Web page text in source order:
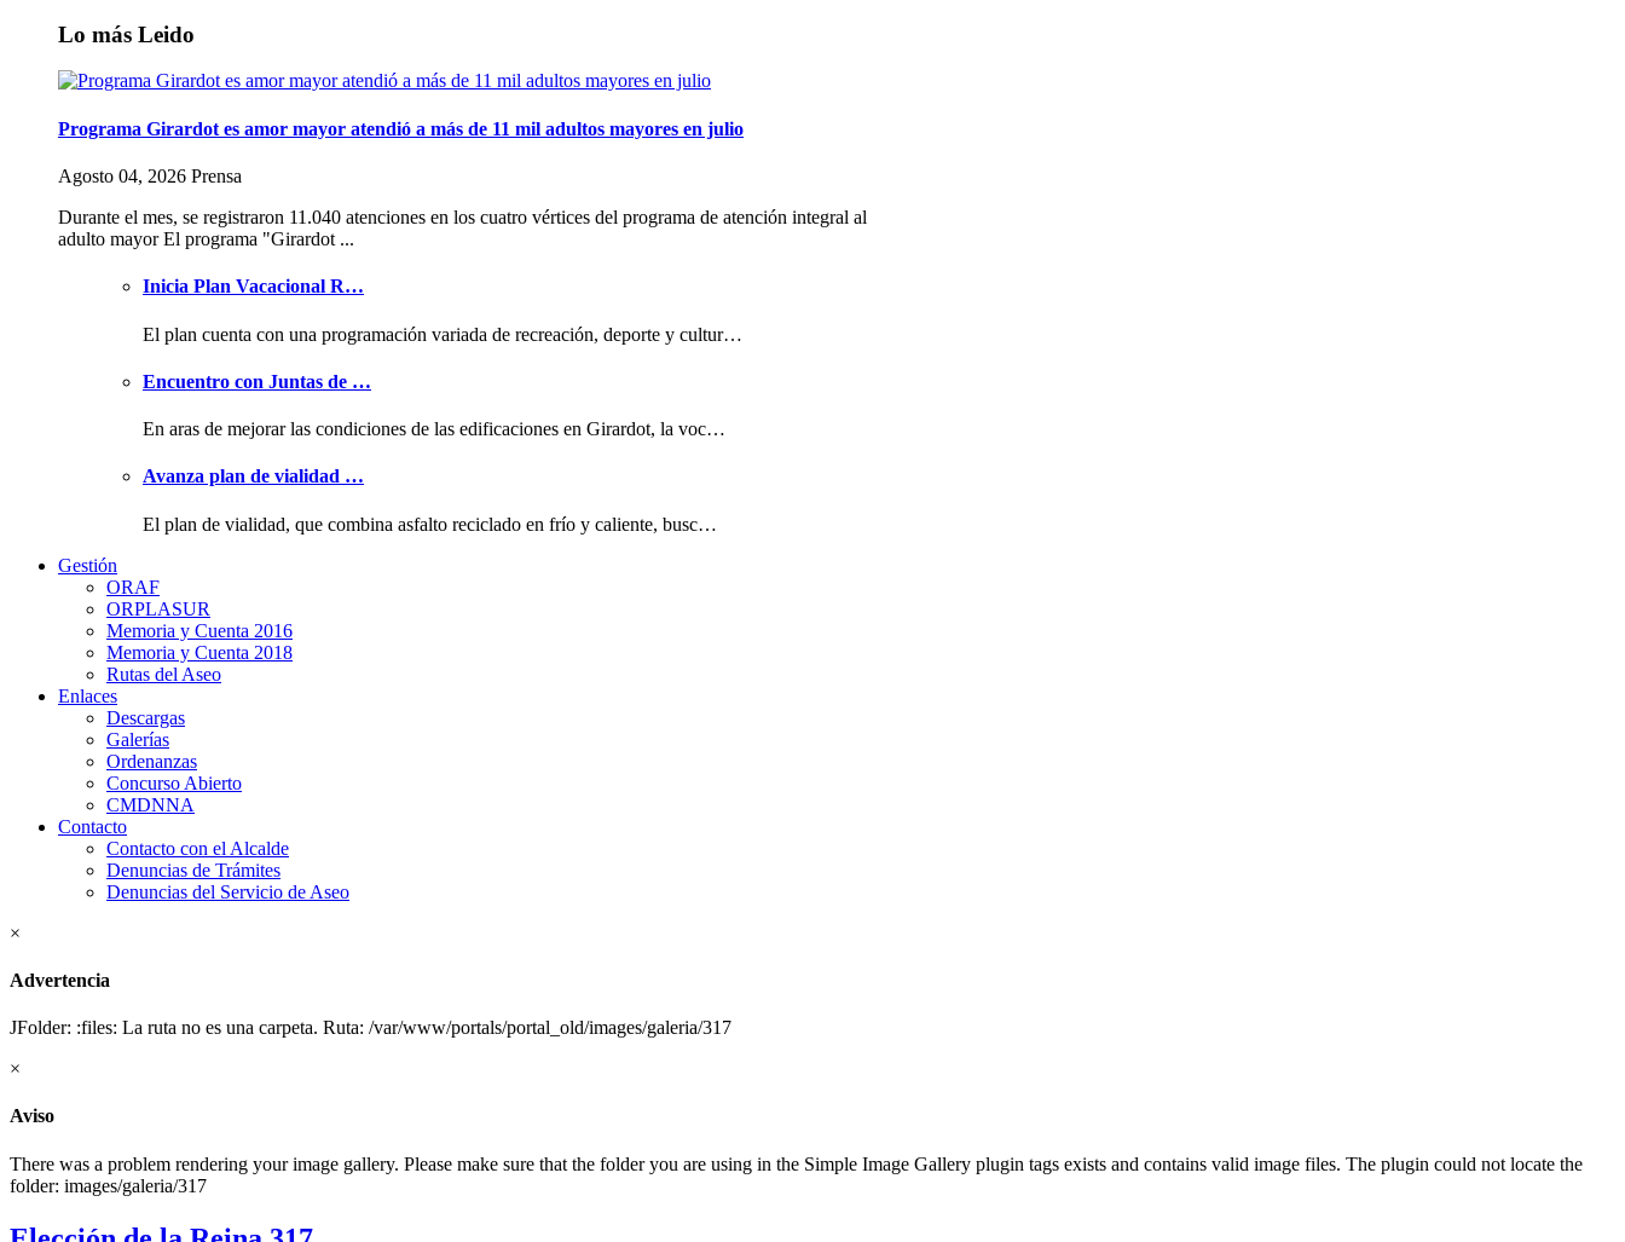
Lo más Leido
Programa Girardot es amor mayor atendió a más de 11 mil adultos mayores en julio
Agosto 04, 2026 Prensa
Durante el mes, se registraron 11.040 atenciones en los cuatro vértices del programa de atención integral al
adulto mayor El programa "Girardot ...
Inicia Plan Vacacional R…
El plan cuenta con una programación variada de recreación, deporte y cultur…
Encuentro con Juntas de …
En aras de mejorar las condiciones de las edificaciones en Girardot, la voc…
Avanza plan de vialidad …
El plan de vialidad, que combina asfalto reciclado en frío y caliente, busc…
Gestión
ORAF
ORPLASUR
Memoria y Cuenta 2016
Memoria y Cuenta 2018
Rutas del Aseo
Enlaces
Descargas
Galerías
Ordenanzas
Concurso Abierto
CMDNNA
Contacto
Contacto con el Alcalde
Denuncias de Trámites
Denuncias del Servicio de Aseo
×
Advertencia
JFolder: :files: La ruta no es una carpeta. Ruta: /var/www/portals/portal_old/images/galeria/317
×
Aviso
There was a problem rendering your image gallery. Please make sure that the folder you are using in the Simple Image Gallery plugin tags exists and contains valid image files. The plugin could not locate the
folder: images/galeria/317